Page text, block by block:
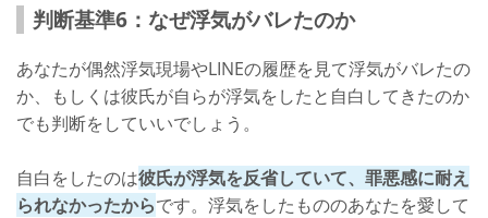
判断基準6：なぜ浮気がバレたのか
あなたが偶然浮気現場やLINEの履歴を見て浮気がバレたの
か、もしくは彼氏が自らが浮気をしたと自白してきたのか
でも判断をしていいでしょう。
自白をしたのは彼氏が浮気を反省していて、罪悪感に耐え
られなかったからです。浮気をしたもののあなたを愛して